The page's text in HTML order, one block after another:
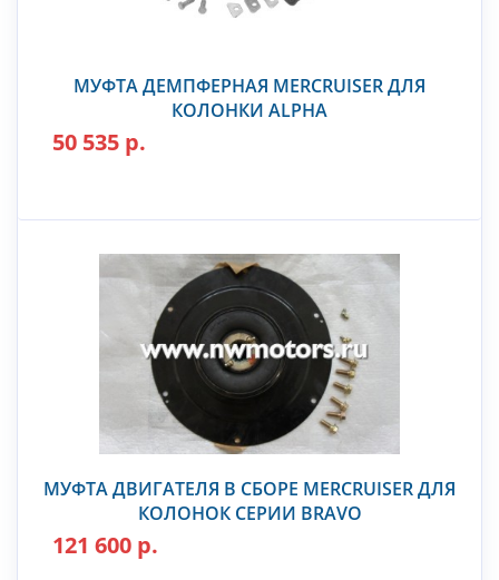
МУФТА ДЕМПФЕРНАЯ MERCRUISER ДЛЯ
КОЛОНКИ ALPHA
50 535 р.
МУФТА ДВИГАТЕЛЯ В СБОРЕ MERCRUISER ДЛЯ
КОЛОНОК СЕРИИ BRAVO
121 600 р.